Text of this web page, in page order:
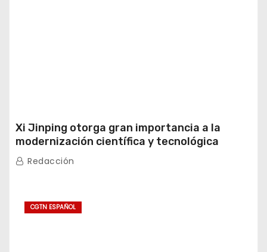
Xi Jinping otorga gran importancia a la
modernización científica y tecnológica
Redacción
CGTN ESPAÑOL